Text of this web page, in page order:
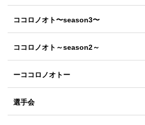
ココロノオト〜season3〜
ココロノオト～season2～
ーココロノオトー
選手会